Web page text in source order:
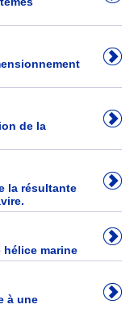
de la
la résultante
marine
à une